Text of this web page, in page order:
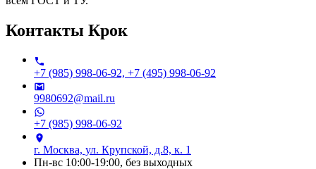
Контакты Крок
+7 (985) 998-06-92, +7 (495) 998-06-92
9980692@mail.ru
+7 (985) 998-06-92
г. Москва, ул. Крупской, д.8, к. 1
Пн-вс 10:00-19:00, без выходных